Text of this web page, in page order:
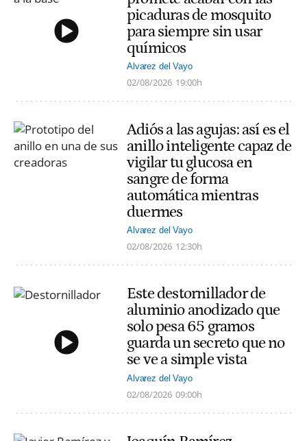
picaduras de mosquito
para siempre sin usar
químicos
Alvarez del Vayo
02/08/2026 19:00h
Adiós a las agujas: así es el
anillo inteligente capaz de
vigilar tu glucosa en
sangre de forma
automática mientras
duermes
Alvarez del Vayo
02/08/2026 12:30h
Este destornillador de
aluminio anodizado que
solo pesa 65 gramos
guarda un secreto que no
se ve a simple vista
Alvarez del Vayo
02/08/2026 09:00h